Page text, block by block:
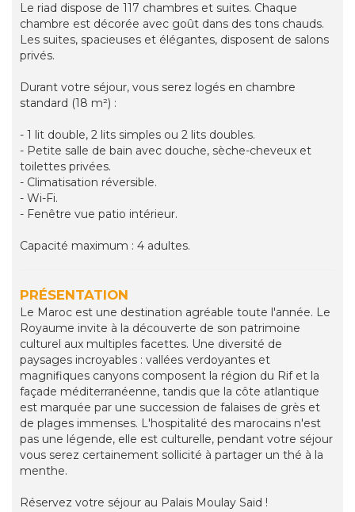
Le riad dispose de 117 chambres et suites. Chaque
chambre est décorée avec goût dans des tons chauds.
Les suites, spacieuses et élégantes, disposent de salons
privés.
Durant votre séjour, vous serez logés en chambre
standard (18 m²) :
- 1 lit double, 2 lits simples ou 2 lits doubles.
- Petite salle de bain avec douche, sèche-cheveux et
toilettes privées.
- Climatisation réversible.
- Wi-Fi.
- Fenêtre vue patio intérieur.
Capacité maximum : 4 adultes.
PRÉSENTATION
Le Maroc est une destination agréable toute l'année. Le
Royaume invite à la découverte de son patrimoine
culturel aux multiples facettes. Une diversité de
paysages incroyables : vallées verdoyantes et
magnifiques canyons composent la région du Rif et la
façade méditerranéenne, tandis que la côte atlantique
est marquée par une succession de falaises de grès et
de plages immenses. L'hospitalité des marocains n'est
pas une légende, elle est culturelle, pendant votre séjour
vous serez certainement sollicité à partager un thé à la
menthe.
Réservez votre séjour au Palais Moulay Said !